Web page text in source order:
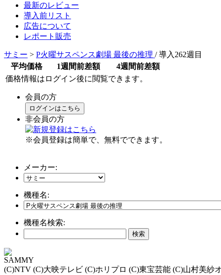
最新のレビュー
導入前リスト
広告について
レポート販売
サミー > P火曜サスペンス劇場 最後の推理 / 導入262週目
平均価格
1週間前差額
4週間前差額
価格情報はログイン後に閲覧できます。
会員の方
ログインはこちら
非会員の方
※会員登録は簡単で、無料でできます。
メーカー:
機種名:
機種名検索:
SAMMY
(C)NTV (C)大映テレビ (C)ホリプロ (C)東宝芸能 (C)山村美紗